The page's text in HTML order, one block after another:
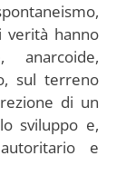
verità hanno
sul terreno
di un
sviluppo e,
e